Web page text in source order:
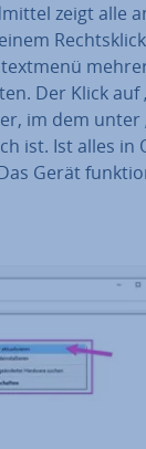
zeigt alle
Der Klick auf
im dem unter
ist. Ist alles in
Gerät